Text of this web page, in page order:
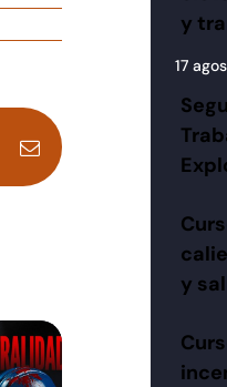
PinterestCorreo
electrónico
y
17
y